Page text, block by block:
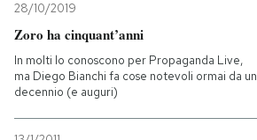
PODCAST
28/10/2019
Zoro ha cinquant’anni
In molti lo conoscono per Propaganda Live,
ma Diego Bianchi fa cose notevoli ormai da un
decennio (e auguri)